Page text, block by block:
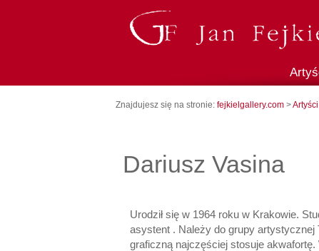
Znajdujesz się na stronie: fejkielgallery.com >Artyści
Dariusz Vasina
Urodził się w 1964 roku w Krakowie.
asystent . Należy do grupy
graficzną najczęściej stosuje